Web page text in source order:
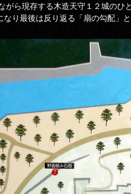
ら現存する木造天守１２城のひ
なり最後は反り返る「扇の勾配」